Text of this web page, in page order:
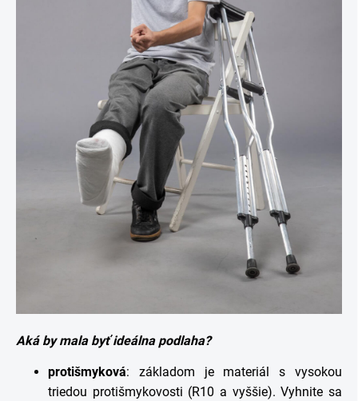
Aká by mala byť ideálna podlaha?
protišmyková: základom je materiál s vysokou
triedou protišmykovosti (R10 a vyššie). Vyhnite sa